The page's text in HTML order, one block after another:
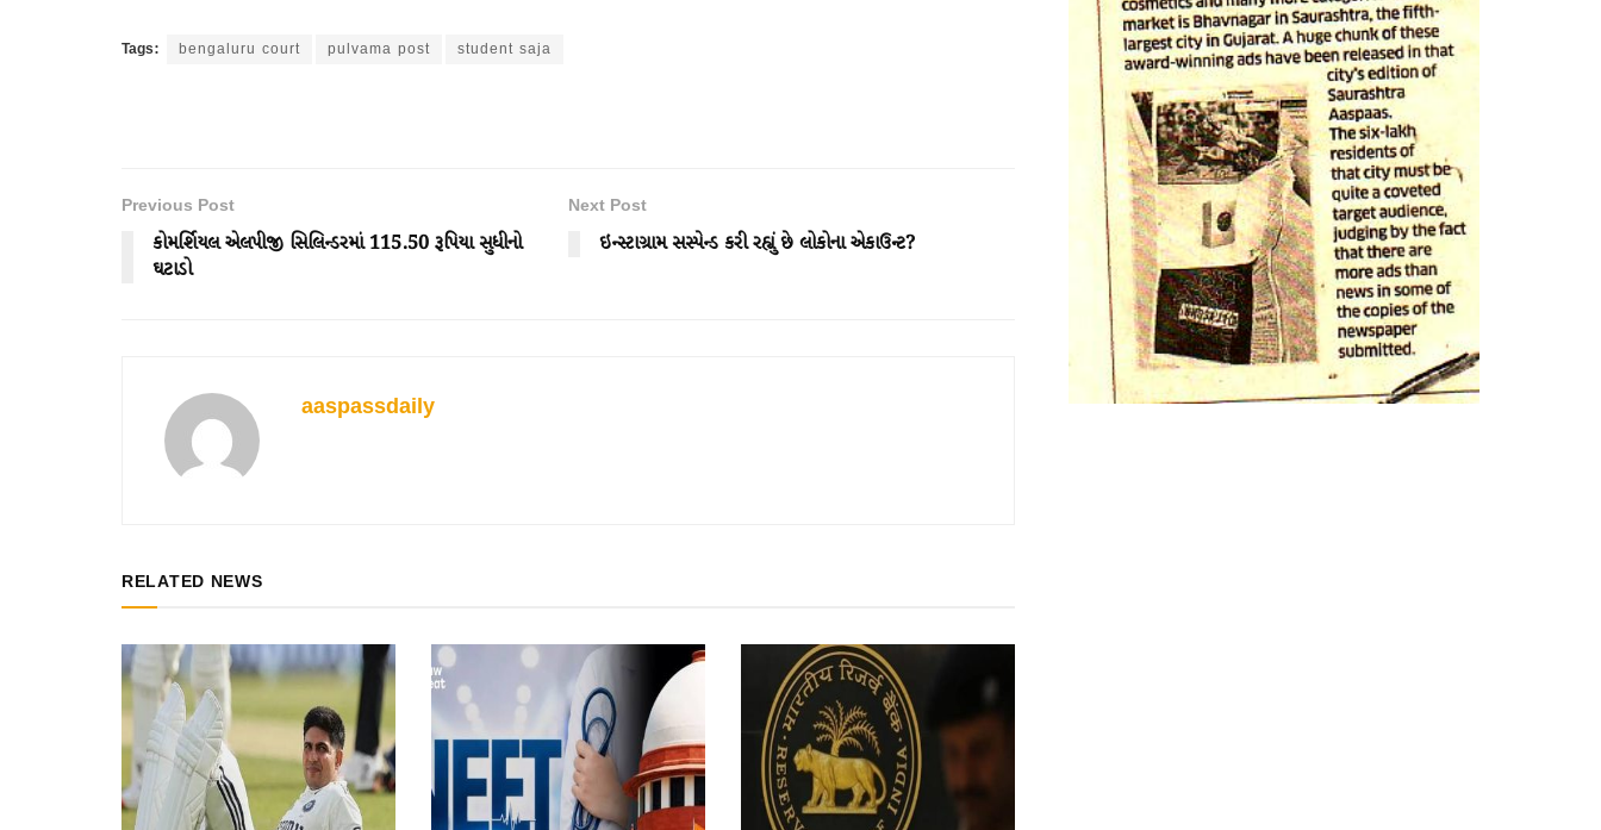
Tags: bengaluru court pulvama post student saja
Previous Post
કોમર્શિયલ એલપીજી સિલિન્ડરમાં 115.50 રૂપિયા સુધીનો
ઘટાડો
Next Post
ઇન્સ્ટાગ્રામ સસ્પેન્ડ કરી રહ્યું છે લોકોના એકાઉન્ટ?
aaspassdaily
RELATED NEWS